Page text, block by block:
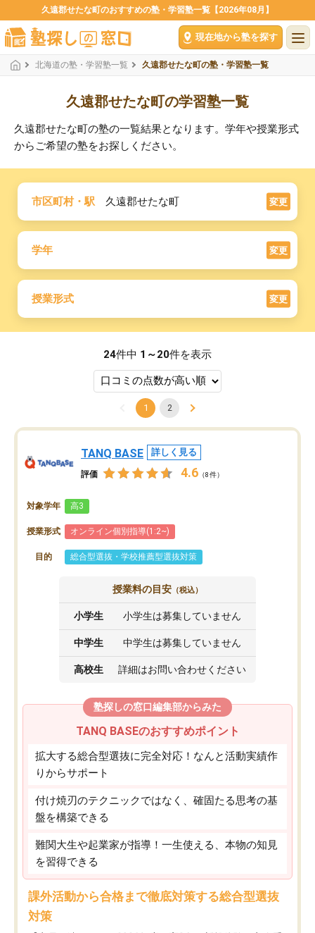
久遠郡せたな町のおすすめの塾・学習塾一覧【2026年08月】
現在地から塾を探す
北海道の塾・学習塾一覧 久遠郡せたな町の塾・学習塾一覧
久遠郡せたな町の学習塾一覧
久遠郡せたな町の塾の一覧結果となります。学年や授業形式
からご希望の塾をお探しください。
市区町村・駅 久遠郡せたな町 変更
学年 変更
授業形式 変更
24件中 1～20件を表示
1 2
TANQ BASE 詳しく見る
評価 4.6 （8件）
対象学年 高3
授業形式 オンライン個別指導(1:2~)
目的 総合型選抜・学校推薦型選抜対策
授業料の目安 （税込）
小学生 小学生は募集していません
中学生 中学生は募集していません
高校生 詳細はお問い合わせください
塾探しの窓口編集部からみた
TANQ BASEのおすすめポイント
拡大する総合型選抜に完全対応！なんと活動実績作
りからサポート
付け焼刃のテクニックではなく、確固たる思考の基
盤を構築できる
難関大生や起業家が指導！一生使える、本物の知見
を習得できる
課外活動から合格まで徹底対策する総合型選抜
対策